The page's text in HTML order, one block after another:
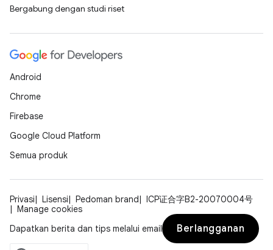
Bergabung dengan studi riset
Android
Chrome
Firebase
Google Cloud Platform
Semua produk
Privasi Lisensi Pedoman brand
ICP证合字B2-20070004号
Manage cookies
Dapatkan berita dan tips melalui email
Berlangganan